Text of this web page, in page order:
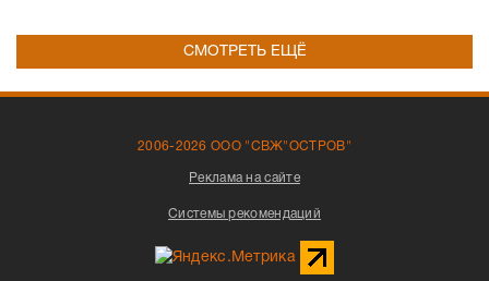
СМОТРЕТЬ ЕЩЁ
2006-2026 ООО "СВЖ"ОСТРОВ"
Реклама на сайте
Системы рекомендаций